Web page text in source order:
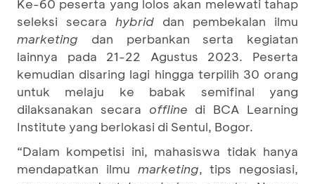
Ke-60 peserta yang lolos akan melewati tahap
seleksi secara hybrid dan pembekalan ilmu
marketing dan perbankan serta kegiatan
lainnya pada 21-22 Agustus 2023. Peserta
kemudian disaring lagi hingga terpilih 30 orang
untuk melaju ke babak semifinal yang
dilaksanakan secara offline di BCA Learning
Institute yang berlokasi di Sentul, Bogor.
“Dalam kompetisi ini, mahasiswa tidak hanya
mendapatkan ilmu marketing, tips negosiasi,